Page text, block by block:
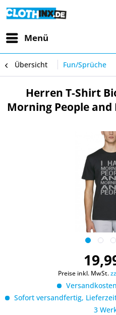
Menü
Übersicht Fun/Sprüche
Herren T-Shirt
Morning People
Preise inkl. MwSt.
Sofort versandfertig,
3